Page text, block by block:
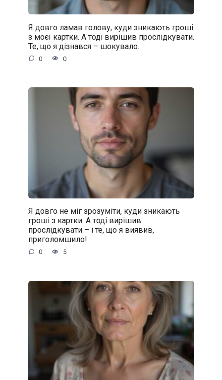
Я довго ламав голову, куди зникають гроші
з моєї картки. А тоді вирішив прослідкувати.
Те, що я дізнався – шокувало.
0 0
Я довго не міг зрозуміти, куди зникають
гроші з картки. А тоді вирішив
прослідкувати – і те, що я виявив,
приголомшило!
0 5